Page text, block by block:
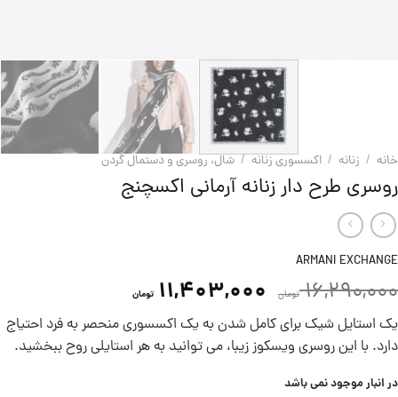
خانه / زنانه / اکسسوری زنانه / شال، روسری و دستمال گردن
روسری طرح دار زنانه آرمانی اکسچنج
ARMANI EXCHANGE
16,290,000 تومان 11,403,000 تومان
یک استایل شیک برای کامل شدن به یک اکسسوری منحصر به فرد احتیاج
دارد. با این روسری ویسکوز زیبا، می توانید به هر استایلی روح ببخشید.
در انبار موجود نمی باشد